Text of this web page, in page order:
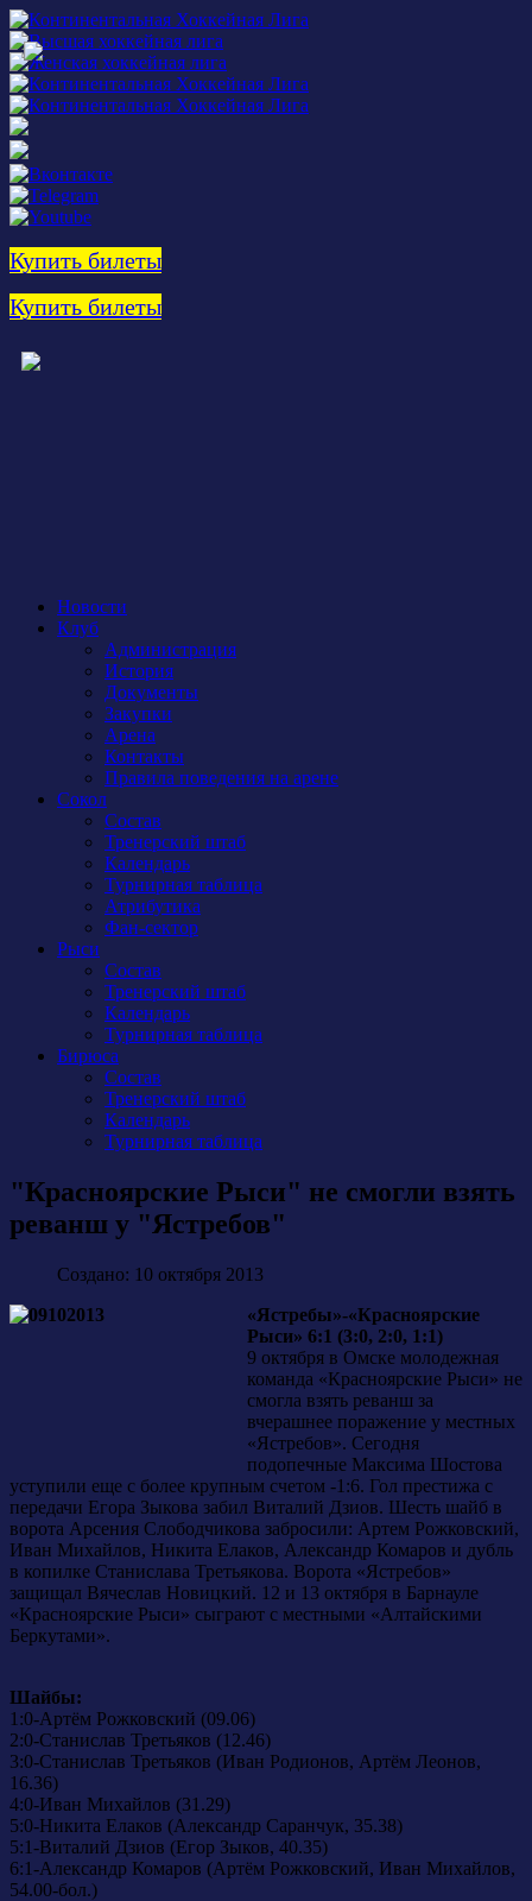
Купить билеты
Купить билеты
Новости
Клуб
Администрация
История
Документы
Закупки
Арена
Контакты
Правила поведения на арене
Сокол
Состав
Тренерский штаб
Календарь
Турнирная таблица
Атрибутика
Фан-сектор
Рыси
Состав
Тренерский штаб
Календарь
Турнирная таблица
Бирюса
Состав
Тренерский штаб
Календарь
Турнирная таблица
"Красноярские Рыси" не смогли взять
реванш у "Ястребов"
Создано: 10 октября 2013
«Ястребы»-«Красноярские
Рыси» 6:1 (3:0, 2:0, 1:1)
9 октября в Омске молодежная
команда «Красноярские Рыси» не
смогла взять реванш за
вчерашнее поражение у местных
«Ястребов». Сегодня
подопечные Максима Шостова
уступили еще с более крупным счетом -1:6. Гол престижа с
передачи Егора Зыкова забил Виталий Дзиов. Шесть шайб в
ворота Арсения Слободчикова забросили: Артем Рожковский,
Иван Михайлов, Никита Елаков, Александр Комаров и дубль
в копилке Станислава Третьякова. Ворота «Ястребов»
защищал Вячеслав Новицкий. 12 и 13 октября в Барнауле
«Красноярские Рыси» сыграют с местными «Алтайскими
Беркутами».
Шайбы:
1:0-Артём Рожковский (09.06)
2:0-Станислав Третьяков (12.46)
3:0-Станислав Третьяков (Иван Родионов, Артём Леонов,
16.36)
4:0-Иван Михайлов (31.29)
5:0-Никита Елаков (Александр Саранчук, 35.38)
5:1-Виталий Дзиов (Егор Зыков, 40.35)
6:1-Александр Комаров (Артём Рожковский, Иван Михайлов,
54.00-бол.)